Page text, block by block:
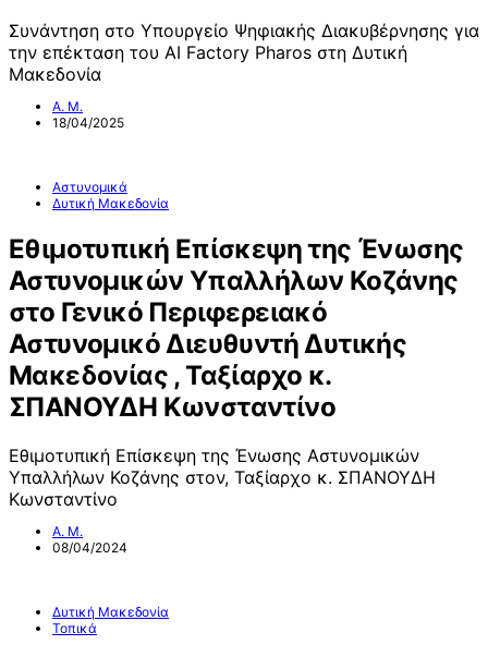
Συνάντηση στο Υπουργείο Ψηφιακής Διακυβέρνησης για
την επέκταση του AI Factory Pharos στη Δυτική
Μακεδονία
Α. Μ.
18/04/2025
Αστυνομικά
Δυτική Μακεδονία
Εθιμοτυπική Επίσκεψη της Ένωσης
Αστυνομικών Υπαλλήλων Κοζάνης
στο Γενικό Περιφερειακό
Αστυνομικό Διευθυντή Δυτικής
Μακεδονίας , Ταξίαρχο κ.
ΣΠΑΝΟΥΔΗ Κωνσταντίνο
Εθιμοτυπική Επίσκεψη της Ένωσης Αστυνομικών
Υπαλλήλων Κοζάνης στον, Ταξίαρχο κ. ΣΠΑΝΟΥΔΗ
Κωνσταντίνο
Α. Μ.
08/04/2024
Δυτική Μακεδονία
Τοπικά